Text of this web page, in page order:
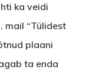
ka veidi
mail “Tülidest
plaani
ta enda